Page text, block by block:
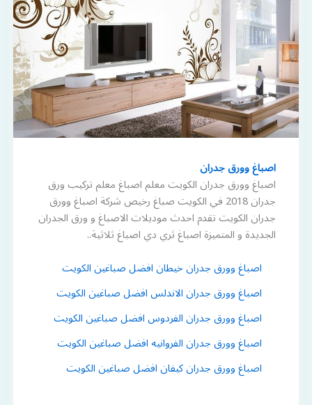
اصباغ وورق جدران
اصباغ وورق جدران الكويت معلم اصباغ معلم تركيب ورق
جدران 2018 في الكويت صباغ رخيص شركة اصباغ وورق
جدران الكويت تقدم احدث موديلات الاصباغ و ورق الجدران
الجديدة و المتميزة اصباغ ثري دي اصباغ ثلاثية..
اصباغ وورق جدران خيطان افضل صباغين الكويت
اصباغ وورق جدران الاندلس افضل صباغين الكويت
اصباغ وورق جدران الفردوس افضل صباغين الكويت
اصباغ وورق جدران الفروانيه افضل صباغين الكويت
اصباغ وورق جدران كيفان افضل صباغين الكويت